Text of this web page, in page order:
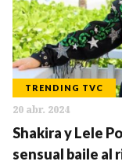
TRENDING TVC
20 abr. 2024
Shakira y Lele
sensual baile al